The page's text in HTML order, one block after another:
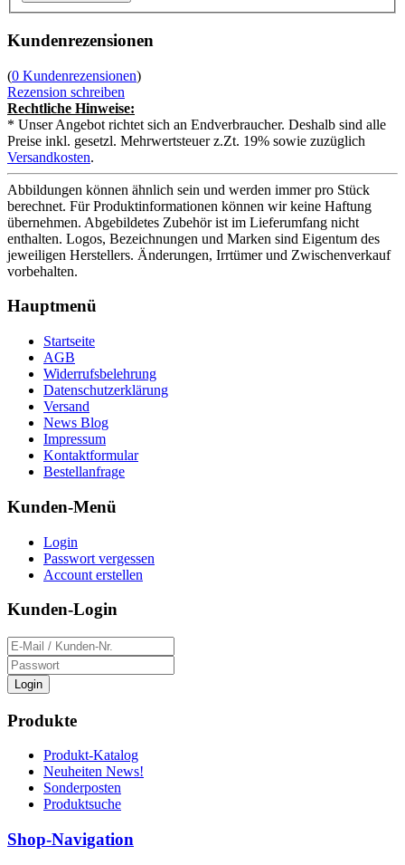
Kundenrezensionen
(0 Kundenrezensionen)
Rezension schreiben
Rechtliche Hinweise:
* Unser Angebot richtet sich an Endverbraucher. Deshalb sind alle
Preise inkl. gesetzl. Mehrwertsteuer z.Zt. 19% sowie zuzüglich
Versandkosten.
Abbildungen können ähnlich sein und werden immer pro Stück
berechnet. Für Produktinformationen können wir keine Haftung
übernehmen. Abgebildetes Zubehör ist im Lieferumfang nicht
enthalten. Logos, Bezeichnungen und Marken sind Eigentum des
jeweiligen Herstellers. Änderungen, Irrtümer und Zwischenverkauf
vorbehalten.
Hauptmenü
Startseite
AGB
Widerrufsbelehrung
Datenschutzerklärung
Versand
News Blog
Impressum
Kontaktformular
Bestellanfrage
Kunden-Menü
Login
Passwort vergessen
Account erstellen
Kunden-Login
Login
Produkte
Produkt-Katalog
Neuheiten News!
Sonderposten
Produktsuche
Shop-Navigation